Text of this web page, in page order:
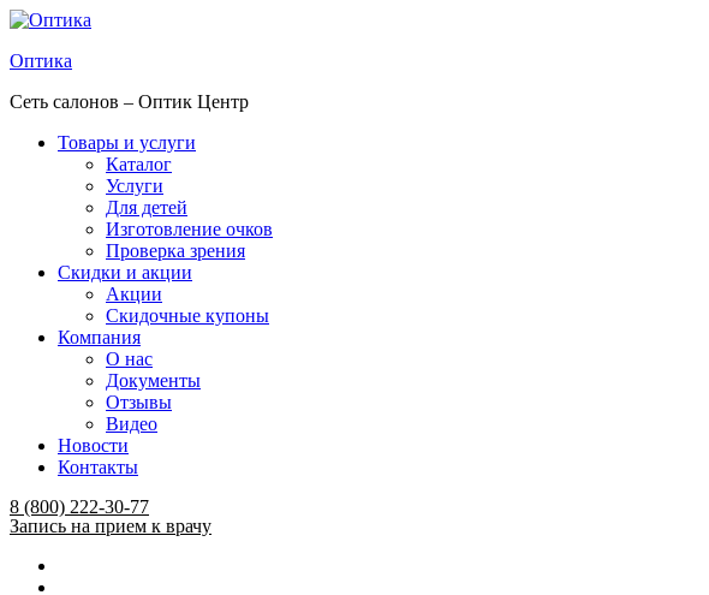
Оптика
Сеть салонов – Оптик Центр
Товары и услуги
Каталог
Услуги
Для детей
Изготовление очков
Проверка зрения
Скидки и акции
Акции
Скидочные купоны
Компания
О нас
Документы
Отзывы
Видео
Новости
Контакты
Menu
8 (800) 222-30-77
Запись на прием к врачу